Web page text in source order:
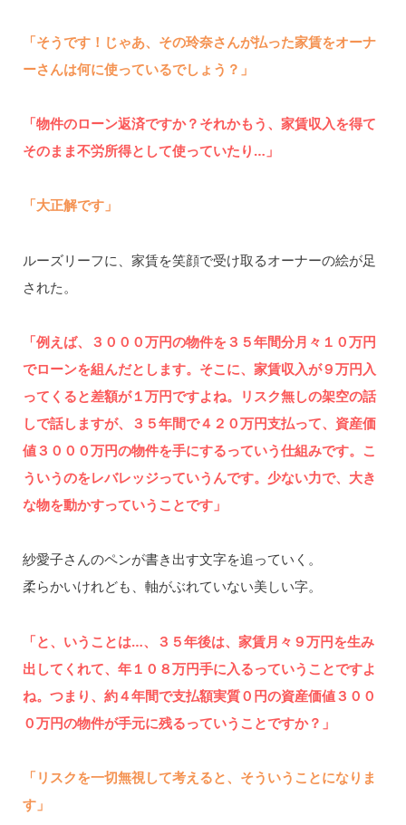
「そうです！じゃあ、その玲奈さんが払った家賃をオーナ
ーさんは何に使っているでしょう？」
「物件のローン返済ですか？それかもう、家賃収入を得て
そのまま不労所得として使っていたり…」
「大正解です」
ルーズリーフに、家賃を笑顔で受け取るオーナーの絵が足
された。
「例えば、３０００万円の物件を３５年間分月々１０万円
でローンを組んだとします。そこに、家賃収入が９万円入
ってくると差額が１万円ですよね。リスク無しの架空の話
しで話しますが、３５年間で４２０万円支払って、資産価
値３０００万円の物件を手にするっていう仕組みです。こ
ういうのをレバレッジっていうんです。少ない力で、大き
な物を動かすっていうことです」
紗愛子さんのペンが書き出す文字を追っていく。
柔らかいけれども、軸がぶれていない美しい字。
「と、いうことは…、３５年後は、家賃月々９万円を生み
出してくれて、年１０８万円手に入るっていうことですよ
ね。つまり、約４年間で支払額実質０円の資産価値３００
０万円の物件が手元に残るっていうことですか？」
「リスクを一切無視して考えると、そういうことになりま
す」